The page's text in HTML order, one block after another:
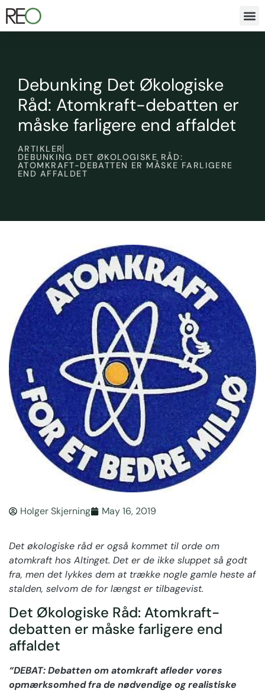
Debunking Det Økologiske
Råd: Atomkraft-debatten er
måske farligere end affaldet
ARTIKLER
DEBUNKING DET ØKOLOGISKE RÅD:
ATOMKRAFT-DEBATTEN ER MÅSKE FARLIGERE
END AFFALDET
Holger Skjerning May 16, 2019
Det økologiske råd er også kommet til orde om
atomkraft hos Altinget. Det er de ikke sluppet så godt
fra, men det lykkes dem at trække nogle gamle heste af
stalden, selvom de for længst er tilbagevist.
Det Økologiske Råd: Atomkraft-
debatten er måske farligere end
affaldet
“DEBAT: Debatten om atomkraft afleder vores
opmærksomhed fra de nødvendige og realistiske